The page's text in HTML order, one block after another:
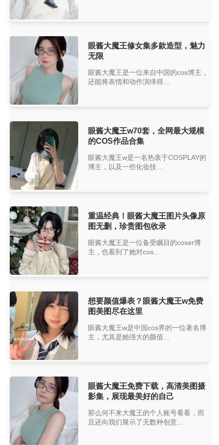
眼酱大魔王修女集多款造型，魅力
无限
眼酱大魔王是一位来自中国的cos博主，
还能将表情和动作演绎得...
眼酱大魔王w70套，全网最大规模
的COS作品合集
眼酱大魔王w是一名热衷于COSPLAY的
博主，以及一些化妆技...
重温经典！眼酱大魔王图片头像原
图无删，珍贵图包收录
眼酱大魔王是一位备受瞩目的coser博
主，也看到了她对cos...
想要颜值爆表？眼酱大魔王w免费
图美图尽在这里
眼酱大魔王w是中国cos界的一位著名博
主，尤其是她强大的颜值...
眼酱大魔王免费下载，高清美图摄
影集，展现最美好的自己
那么何不来大魔王的个人账号看看，而
且还向我们展示了无数种创意...